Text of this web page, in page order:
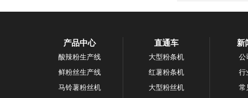
产品中心
酸辣粉生产线
鲜粉丝生产线
马铃薯粉丝机
直通车
大型粉条机
红薯粉条机
大型粉丝机
新
公
行
常